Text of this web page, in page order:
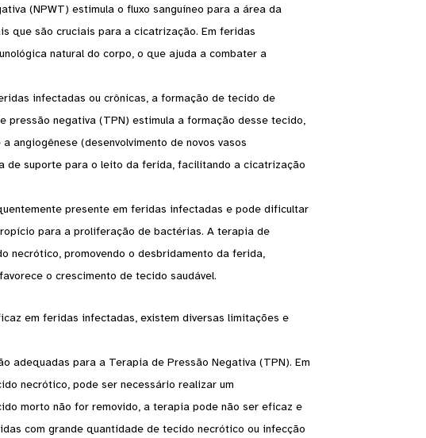
(NPWT) estimula o fluxo sanguíneo para a área da
que são cruciais para a cicatrização. Em feridas
natural do corpo, o que ajuda a combater a
infectadas ou crônicas, a formação de tecido de
pressão negativa (TPN) estimula a formação desse tecido,
angiogênese (desenvolvimento de novos vasos
de suporte para o leito da ferida, facilitando a cicatrização
presente em feridas infectadas e pode dificultar
para a proliferação de bactérias. A terapia de
necrótico, promovendo o desbridamento da ferida,
o crescimento de tecido saudável.
em feridas infectadas, existem diversas limitações e
adequadas para a Terapia de Pressão Negativa (TPN). Em
necrótico, pode ser necessário realizar um
morto não for removido, a terapia pode não ser eficaz e
com grande quantidade de tecido necrótico ou infecção